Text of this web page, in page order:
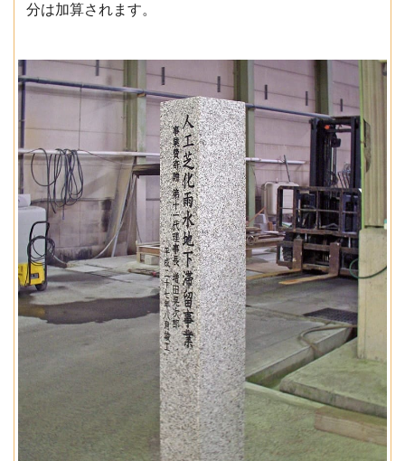
分は加算されます。